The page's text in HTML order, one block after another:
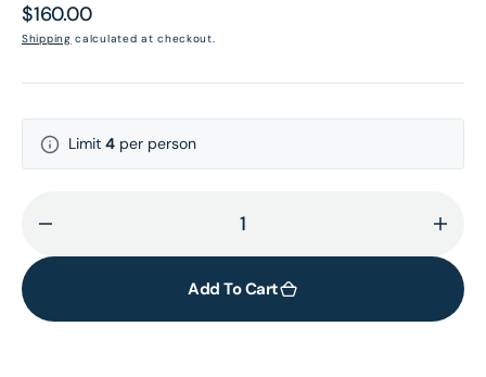
Regular
price
$160.00
Shipping calculated at checkout.
Limit 4 per person
quantity
禁
for
禁
Add To Cart